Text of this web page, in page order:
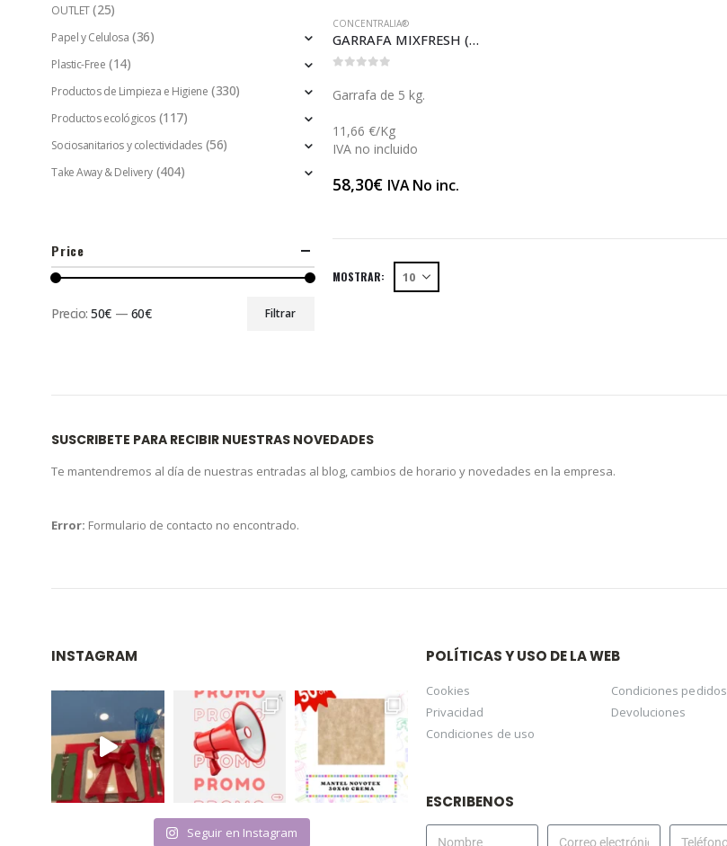
CONCENTRALIA®
GARRAFA MIXFRESH (LC12)
Garrafa de 5 kg.
11,66 €/Kg
IVA no incluido
58,30€ IVA No inc.
MOSTRAR:
OUTLET (25)
Papel y Celulosa (36)
Plastic-Free (14)
Productos de Limpieza e Higiene (330)
Productos ecológicos (117)
Sociosanitarios y colectividades (56)
Take Away & Delivery (404)
Price
Filtrar
Precio:50€ — 60€
SUSCRIBETE PARA RECIBIR NUESTRAS NOVEDADES
Te mantendremos al día de nuestras entradas al blog, cambios de horario y novedades en la empresa.
Error: Formulario de contacto no encontrado.
INSTAGRAM
Seguir en Instagram
POLÍTICAS Y USO DE LA WEB
Cookies
Privacidad
Condiciones de uso
Condiciones pedidos
Devoluciones
ESCRIBENOS